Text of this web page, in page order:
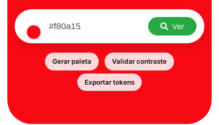
Ver
Gerar paleta Validar contraste
Exportar tokens